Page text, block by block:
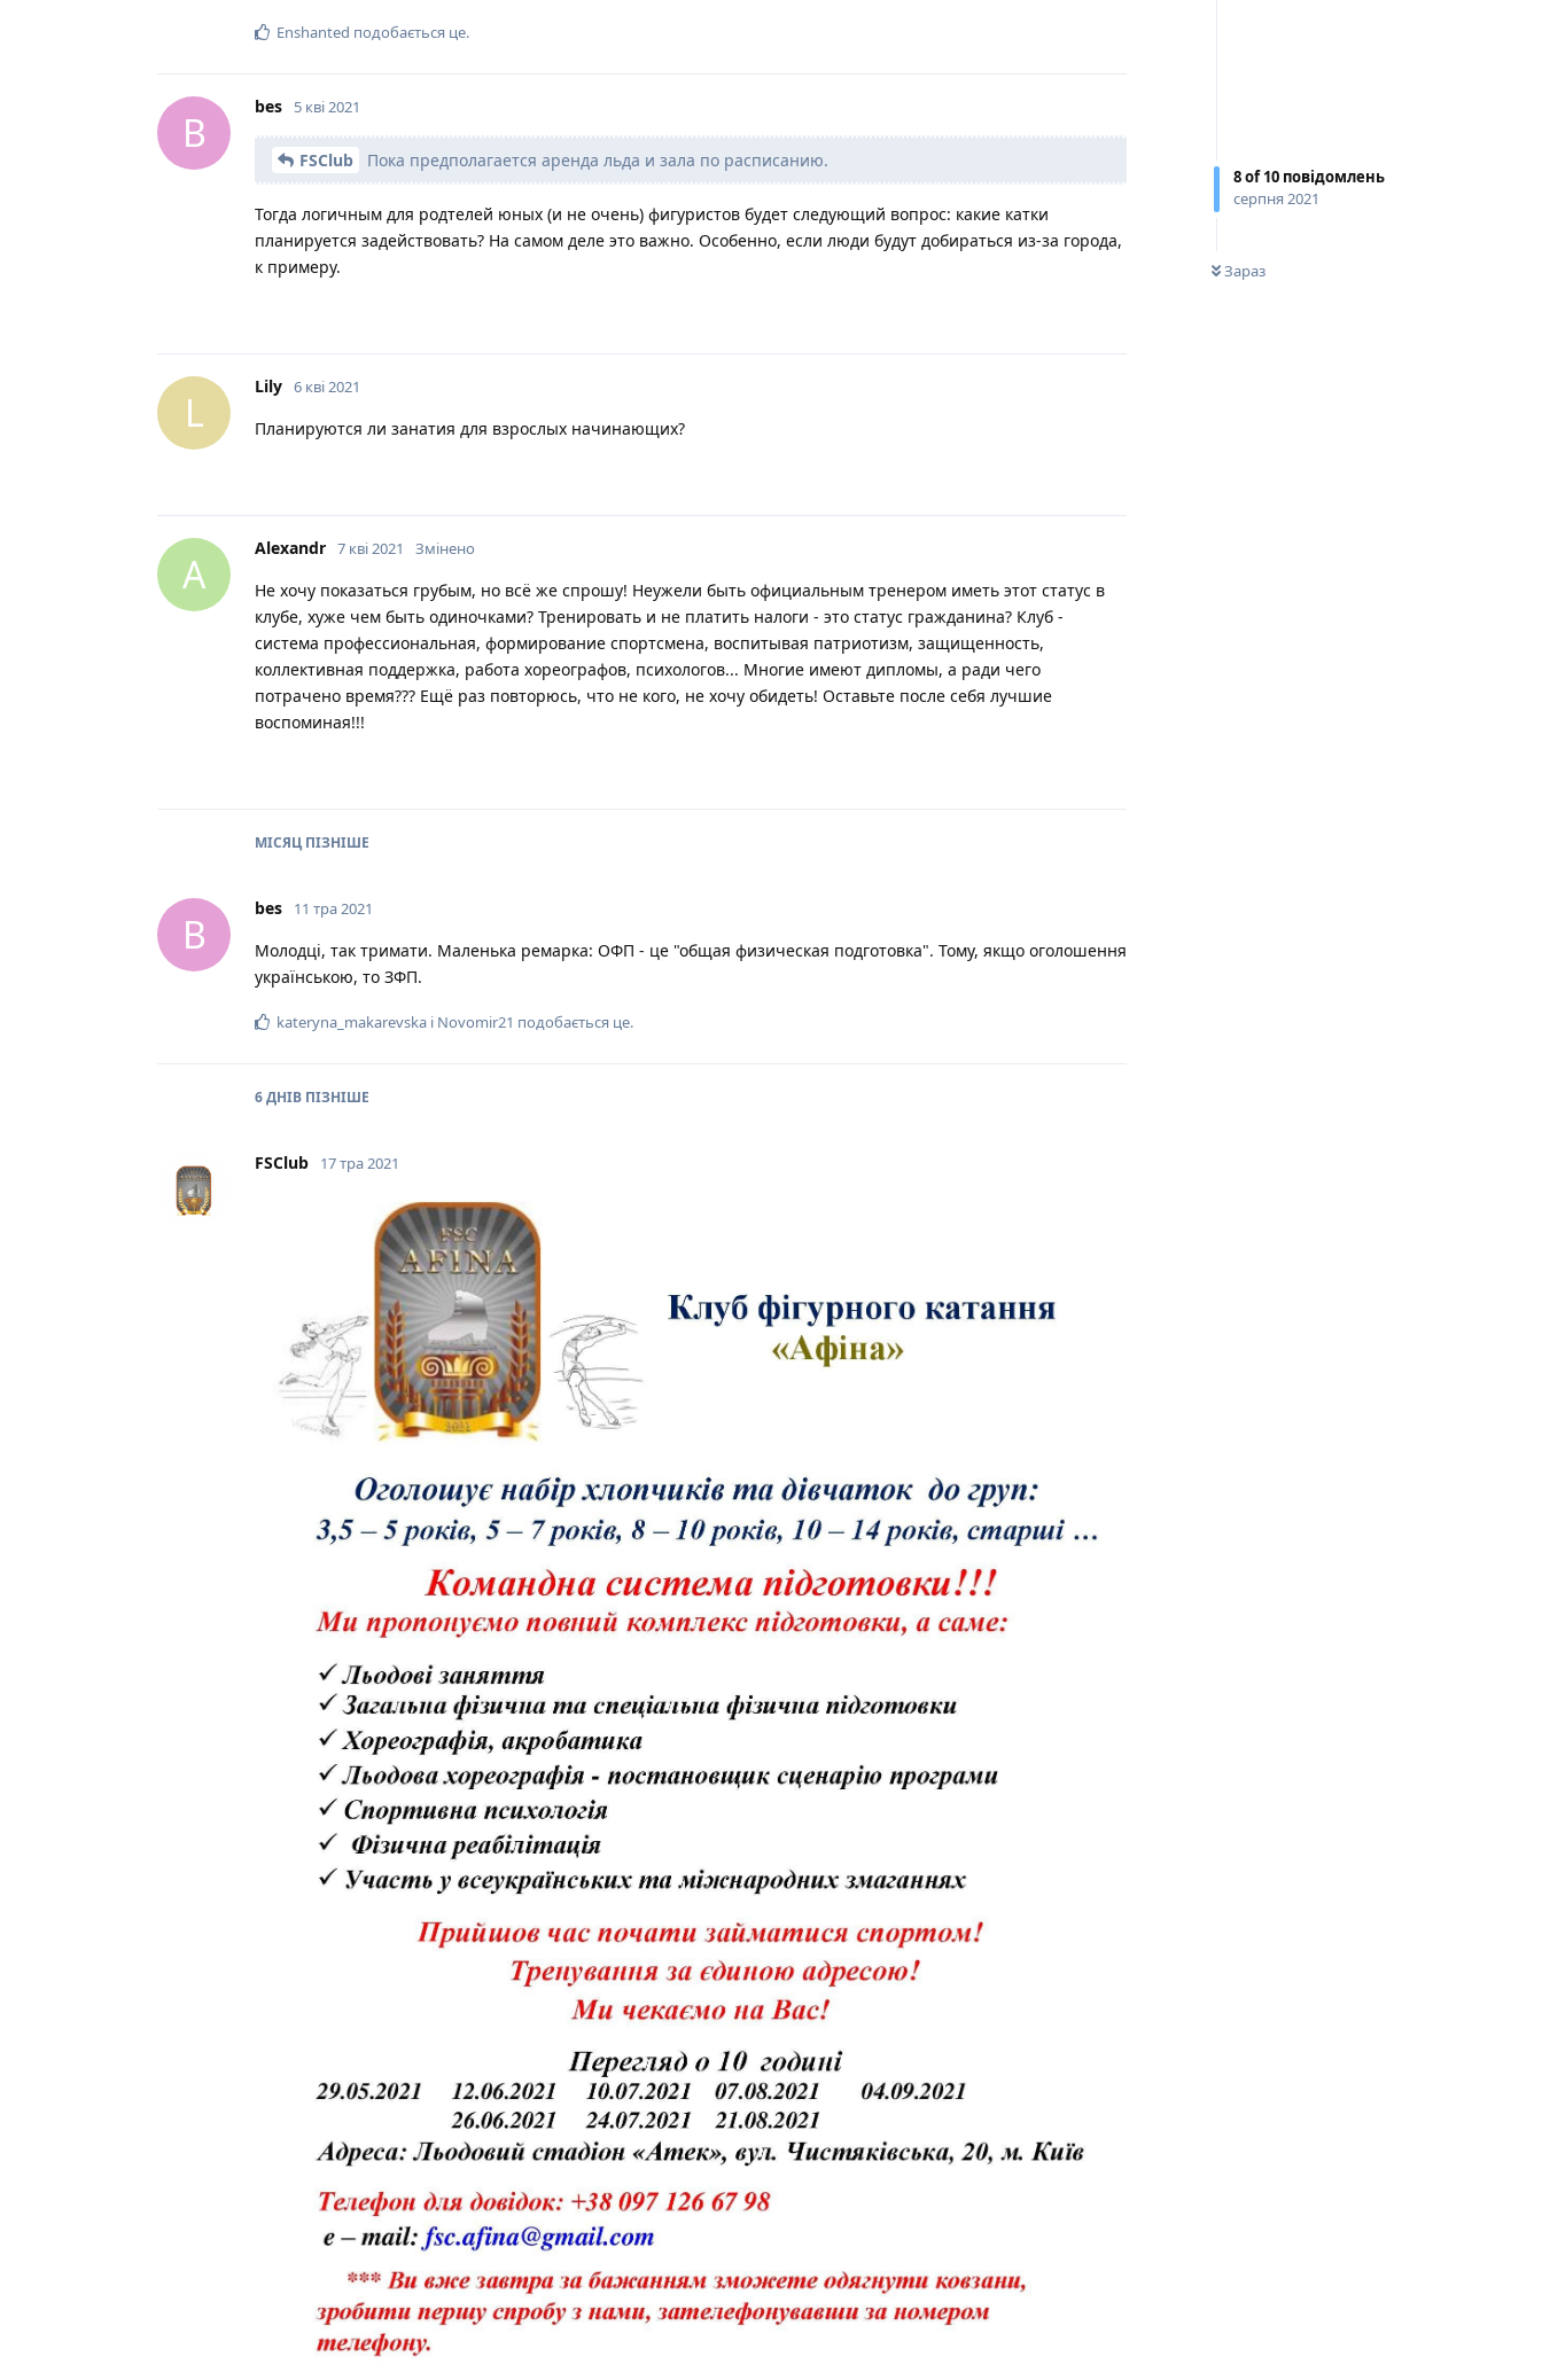
8of10 повідомлень
серпня 2021
Зараз
Enshanted подобається це.
B
bes 5 кві 2021
FSClub Пока предполагается аренда льда и зала по расписанию.
Тогда логичным для родтелей юных (и не очень) фигуристов будет следующий вопрос: какие катки
планируется задействовать? На самом деле это важно. Особенно, если люди будут добираться из-за города,
к примеру.
L
Lily 6 кві 2021
Планируются ли занатия для взрослых начинающих?
A
Alexandr 7 кві 2021 Змінено
Не хочу показаться грубым, но всё же спрошу! Неужели быть официальным тренером иметь этот статус в
клубе, хуже чем быть одиночками? Тренировать и не платить налоги - это статус гражданина? Клуб -
система профессиональная, формирование спортсмена, воспитывая патриотизм, защищенность,
коллективная поддержка, работа хореографов, психологов... Многие имеют дипломы, а ради чего
потрачено время??? Ещё раз повторюсь, что не кого, не хочу обидеть! Оставьте после себя лучшие
воспоминая!!!
МІСЯЦ ПІЗНІШЕ
B
bes 11 тра 2021
Молодці, так тримати. Маленька ремарка: ОФП - це "общая физическая подготовка". Тому, якщо оголошення
українською, то ЗФП.
kateryna_makarevska і Novomir21 подобається це.
6 ДНІВ ПІЗНІШЕ
FSClub 17 тра 2021